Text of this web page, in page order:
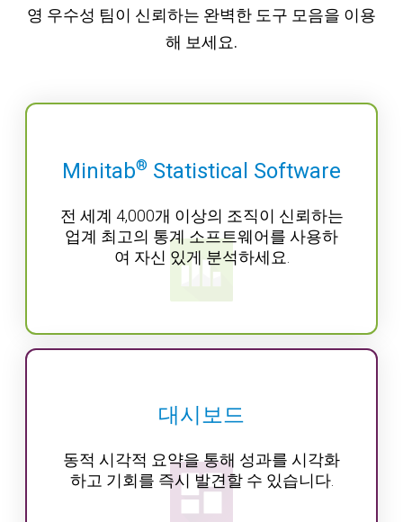
영 우수성 팀이 신뢰하는 완벽한 도구 모음을 이용
해 보세요.
Minitab® Statistical Software
전 세계 4,000개 이상의 조직이 신뢰하는
업계 최고의 통계 소프트웨어를 사용하
여 자신 있게 분석하세요.
대시보드
동적 시각적 요약을 통해 성과를 시각화
하고 기회를 즉시 발견할 수 있습니다.